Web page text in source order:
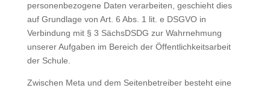
personenbezogene Daten verarbeiten, geschieht dies
auf Grundlage von Art. 6 Abs. 1 lit. e DSGVO in
Verbindung mit § 3 SächsDSDG zur Wahrnehmung
unserer Aufgaben im Bereich der Öffentlichkeitsarbeit
der Schule.
Zwischen Meta und dem Seitenbetreiber besteht eine